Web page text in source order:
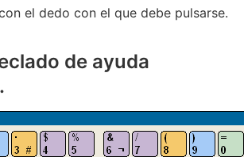
el dedo con el que debe pulsarse.
de ayuda